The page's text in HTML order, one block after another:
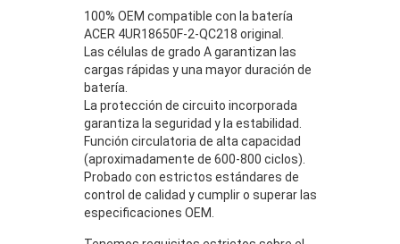
100% OEM compatible con la batería
ACER 4UR18650F-2-QC218 original.
Las células de grado A garantizan las
cargas rápidas y una mayor duración de
batería.
La protección de circuito incorporada
garantiza la seguridad y la estabilidad.
Función circulatoria de alta capacidad
(aproximadamente de 600-800 ciclos).
Probado con estrictos estándares de
control de calidad y cumplir o superar las
especificaciones OEM.